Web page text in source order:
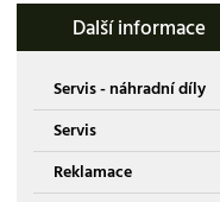
Další informace
Servis - náhradní díly
Servis
Reklamace